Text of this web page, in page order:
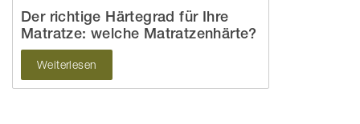
Der richtige Härtegrad für Ihre
Matratze: welche Matratzenhärte?
Weiterlesen